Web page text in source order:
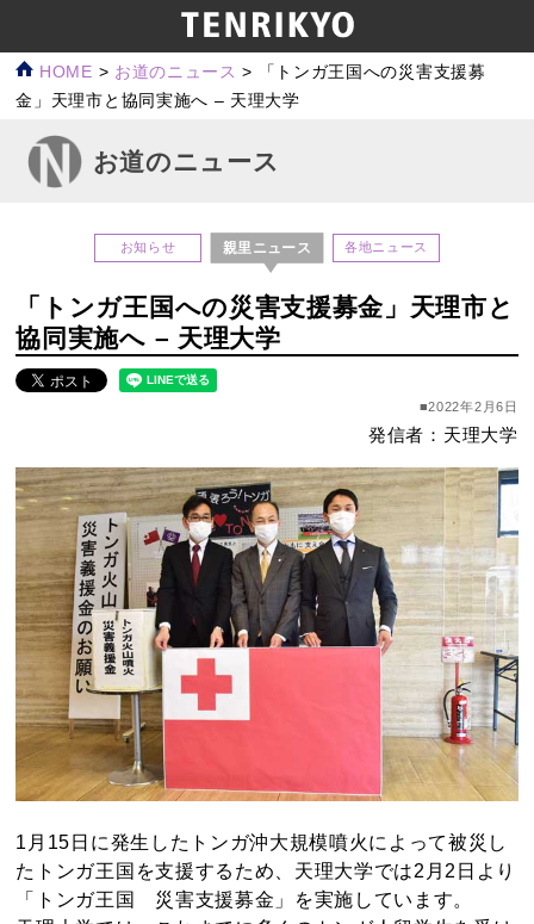
HOME > お道のニュース >
「トンガ王国への災害支援募
金」天理市と協同実施へ – 天理大学
お道のニュース
お知らせ 親里ニュース 各地ニュース
「トンガ王国への災害支援募金」天理市と
協同実施へ – 天理大学
■2022年2月6日
発信者：天理大学
1月15日に発生したトンガ沖大規模噴火によって被災し
たトンガ王国を支援するため、天理大学では2月2日より
「トンガ王国 災害支援募金」を実施しています。